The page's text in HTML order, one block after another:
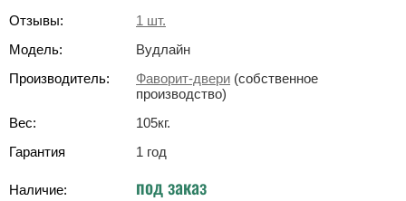
Отзывы:
1 шт.
Модель:
Вудлайн
Производитель:
Фаворит-двери (собственное
производство)
Вес:
105кг.
Гарантия
1 год
Наличие: под заказ